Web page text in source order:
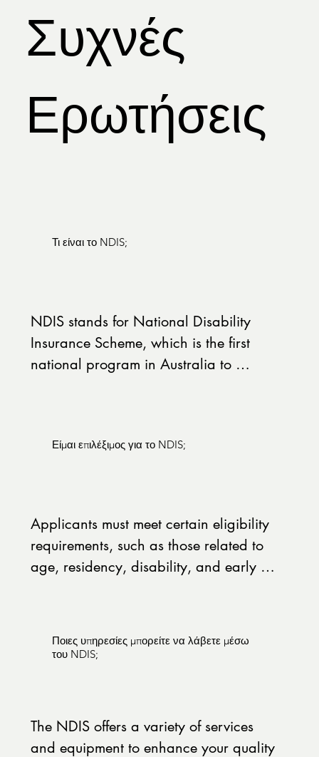
Συχνές
Ερωτήσεις
Τι είναι το NDIS;
​NDIS stands for National Disability
Insurance Scheme, which is the first
national program in Australia to
assistance and services they need to
Είμαι επιλέξιμος για το NDIS;
​Applicants must meet certain eligibility
requirements, such as those related to
age, residency, disability, and early
between 7 to 65.
permanent resident, or citizen of New
Zealand with a visa, you are eligible to
Ποιες υπηρεσίες μπορείτε να λάβετε μέσω
του NDIS;
​The NDIS offers a variety of services
and equipment to enhance your quality